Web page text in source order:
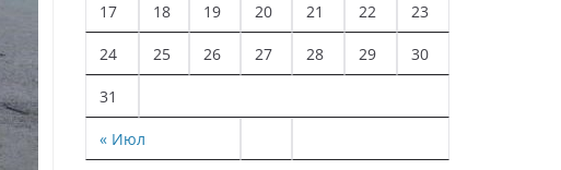
« Июл
17 18 19 20 21 22 23
24 25 26 27 28 29 30
31